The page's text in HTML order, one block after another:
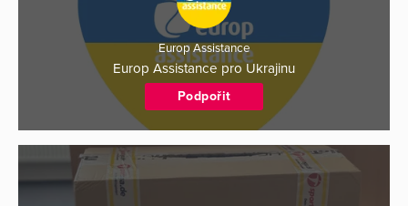
Europ Assistance
Europ Assistance pro Ukrajinu
Podpořit